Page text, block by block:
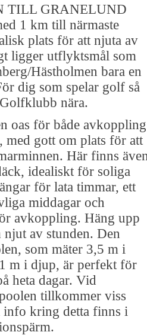
TILL GRANELUND
1 km till närmaste
plats för att njuta av
ligger utflyktsmål som
Hästholmen bara en
dig som spelar golf så
nära.
oas för både avkoppling
med gott om plats för att
Här finns
idealiskt för soliga
för lata timmar, ett
middagar och
avkoppling. Häng upp
njut av stunden. Den
som mäter 3,5 m i
m i djup, är perfekt för
heta dagar. Vid
tillkommer viss
kring detta finns i